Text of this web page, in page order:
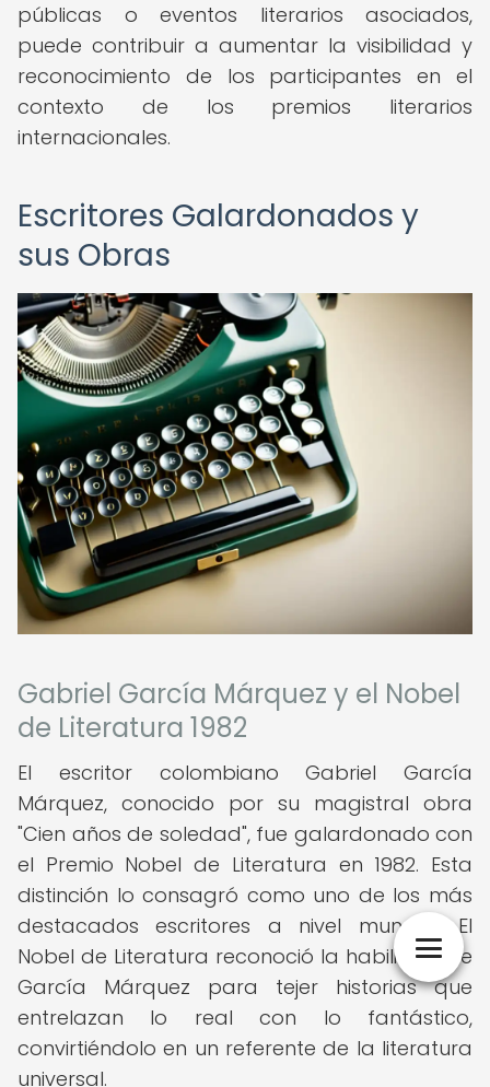
públicas o eventos literarios asociados,
puede contribuir a aumentar la visibilidad y
reconocimiento de los participantes en el
contexto de los premios literarios
internacionales.
Escritores Galardonados y
sus Obras
Gabriel García Márquez y el Nobel
de Literatura 1982
El escritor colombiano Gabriel García
Márquez, conocido por su magistral obra
"Cien años de soledad", fue galardonado con
el Premio Nobel de Literatura en 1982. Esta
distinción lo consagró como uno de los más
destacados escritores a nivel mundial. El
Nobel de Literatura reconoció la habilidad de
García Márquez para tejer historias que
entrelazan lo real con lo fantástico,
convirtiéndolo en un referente de la literatura
universal.